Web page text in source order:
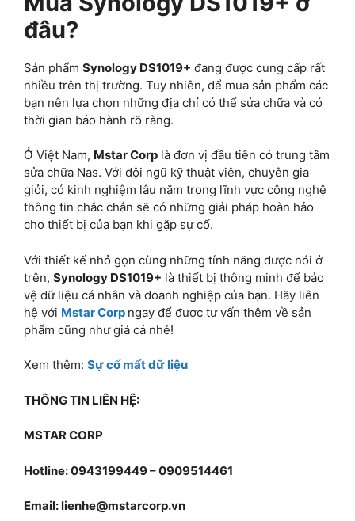
đâu?
Sản phẩm Synology DS1019+ đang được cung cấp rất
nhiều trên thị trường. Tuy nhiên, để mua sản phẩm các
bạn nên lựa chọn những địa chỉ có thể sửa chữa và có
thời gian bảo hành rõ ràng.
Ở Việt Nam, Mstar Corp là đơn vị đầu tiên có trung tâm
sửa chữa Nas. Với đội ngũ kỹ thuật viên, chuyên gia
giỏi, có kinh nghiệm lâu năm trong lĩnh vực công nghệ
thông tin chắc chắn sẽ có những giải pháp hoàn hảo
cho thiết bị của bạn khi gặp sự cố.
Với thiết kế nhỏ gọn cùng những tính năng được nói ở
trên, Synology DS1019+ là thiết bị thông minh để bảo
vệ dữ liệu cá nhân và doanh nghiệp của bạn. Hãy liên
hệ với Mstar Corp ngay để được tư vấn thêm về sản
phẩm cũng như giá cả nhé!
Xem thêm: Sự cố mất dữ liệu
THÔNG TIN LIÊN HỆ:
MSTAR CORP
Hotline: 0943199449 – 0909514461
Email:lienhe@mstarcorp.vn